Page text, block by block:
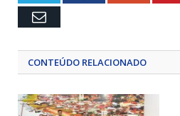
Email
CONTEÚDO RELACIONADO